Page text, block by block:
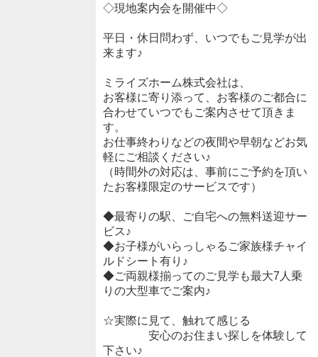
◇現地案内会を開催中◇
平日・休日問わず、いつでもご見学が出
来ます♪
ミライズホーム株式会社は、
お客様に寄り添って、お客様のご都合に
合わせていつでもご案内させて頂きま
す。
お仕事終わりなどの夜間や早朝などお気
軽にご相談ください♪
（時間外の対応は、事前にご予約を頂い
たお客様限定のサービスです）
◆最寄りの駅、ご自宅への無料送迎サー
ビス♪
◆お子様がいらっしゃるご家族様チャイ
ルドシート有り♪
◆ご両親様揃ってのご見学も最大7人乗
りの大型車でご案内♪
☆実際に見て、触れて感じる
安心のお住まい探しを体験して
下さい♪